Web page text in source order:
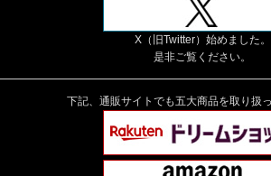
X（旧Twitter）始めました。
是非ご覧ください。
下記、通販サイトでも五大商品を取り扱